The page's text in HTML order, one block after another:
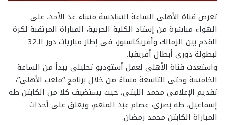
تعرض قناة الأهلى الساعة السادسة مساء غد الأحد، على
الهواء مباشرة من إستاد الكلية الحربية، المباراة المرتقبة لكرة
القدم بين الزمالك وأفريكاسبور، فى إطار مباريات دور الـ32
لبطولة دورى أبطال أفريقيا.
واستعدت قناة الأهلى لعمل أستوديو تحليلى يبدأ من الساعة
الخامسة وحتى التاسعة مساءً من خلال برنامج “ملعب الأهلى”،
تقديم الإعلامى محمد الليثى، حيث يستضيف كلا من الكابتن طه
إسماعيل، طه بصرى، عصام عبد المنعم، ويعلق على أحداث
المباراة الكابتن محمد رمضان.